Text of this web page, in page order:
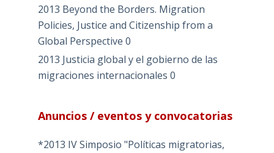
2013 Beyond the Borders. Migration
Policies, Justice and Citizenship from a
Global Perspective 0
2013 Justicia global y el gobierno de las
migraciones internacionales 0
Anuncios / eventos y convocatorias
*2013 IV Simposio "Políticas migratorias,